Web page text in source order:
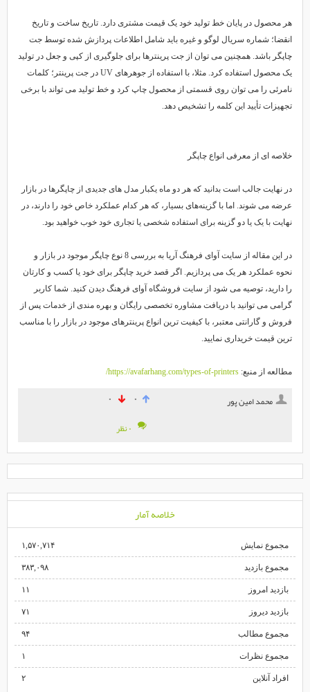
هر محصول در پایان خط تولید خود یک قیمت مشتری دارد. تاریخ ساخت و تاریخ
انقضا؛ شماره سریال لوگو و غیره باید شامل اطلاعات پردازش شده توسط جت
چاپگر باشد. همچنین می توان از جت پرینترها برای جلوگیری از کپی و جعل در تولید
یک محصول استفاده کرد. مثلا، با استفاده از جوهرهای UV در جت پرینتر؛ کلمات
نامرئی را می توان روی قسمتی از محصول چاپ کرد و خط تولید می تواند با برخی
تجهیزات تأیید این کلمه را تشخیص دهد.
خلاصه ای از معرفی انواع چاپگر
در نهایت جالب است بدانید که هر دو ماه یکبار مدل های جدیدی از چاپگرها در بازار
عرضه می شوند. اما با گزینه‌های بسیار، که هر کدام عملکرد خاص خود را دارند، در
نهایت با یک یا دو گزینه برای استفاده شخصی یا تجاری خود خوب خواهید بود.
در این مقاله از سایت آوای فرهنگ آریا به بررسی 8 نوع چاپگر موجود در بازار و
نحوه عملکرد هر یک می پردازیم. اگر قصد خرید چاپگر برای خود یا کسب و کارتان
را دارید، توصیه می شود از سایت فروشگاه آوای فرهنگ دیدن کنید. شما کاربر
گرامی می توانید با دریافت مشاوره تخصصی رایگان و بهره مندی از خدمات پس از
فروش و گارانتی معتبر، با کیفیت ترین انواع پرینترهای موجود در بازار را با مناسب
ترین قیمت خریداری نمایید.
مطالعه از منبع: https://avafarhang.com/types-of-printers/
محمد امین پور ۰
۰
۰ نظر
خلاصه آمار
مجموع نمایش‌ ۱,۵۷۰,۷۱۴
مجموع بازدید ۳۸۳,۰۹۸
بازدید امروز ۱۱
بازدید دیروز ۷۱
مجموع مطالب ۹۴
مجموع نظرات ۱
افراد آنلاین ۲